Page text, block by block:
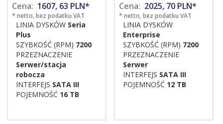
Cena: 1607, 63 PLN*
* netto, bez podatku VAT
LINIA DYSKÓW Seria
Plus
SZYBKOŚĆ (RPM) 7200
PRZEZNACZENIE
Serwer/stacja
robocza
INTERFEJS SATA III
POJEMNOŚĆ 16 TB
Cena: 2025, 70 PLN*
* netto, bez podatku VAT
LINIA DYSKÓW
Enterprise
SZYBKOŚĆ (RPM) 7200
PRZEZNACZENIE
Serwer
INTERFEJS SATA III
POJEMNOŚĆ 12 TB